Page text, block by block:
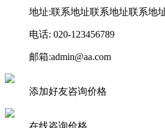
地址:联系地址联系地址联系地
电话: 020-123456789
邮箱:admin@aa.com
添加好友咨询价格
在线咨询价格